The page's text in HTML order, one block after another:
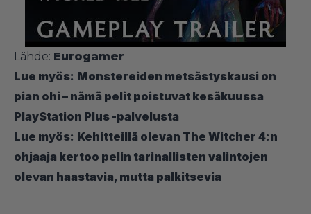
Lähde: Eurogamer
Lue myös: Monstereiden metsästyskausi on
pian ohi – nämä pelit poistuvat kesäkuussa
PlayStation Plus -palvelusta
Lue myös: Kehitteillä olevan The Witcher 4:n
ohjaaja kertoo pelin tarinallisten valintojen
olevan haastavia, mutta palkitsevia